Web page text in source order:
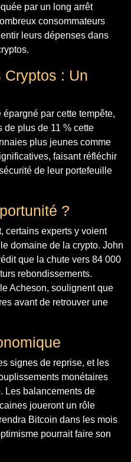
par un long arrêt
consommateurs
leurs dépenses dans
Cryptos : Un
épargné par cette tempête,
de plus de 11 % cette
plus jeunes comme
faisant réfléchir
de leur portefeuille
?
certains experts y voient
domaine de la crypto. John
que la chute vers 84 000
rebondissements.
Acheson, soulignent que
avant de retrouver une
signes de reprise, et les
monétaires
Les balancements de
joueront un rôle
Bitcoin dans les mois
pourrait faire son